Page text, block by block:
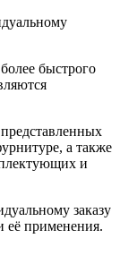
быстрого
а также
и
заказу
её применения.